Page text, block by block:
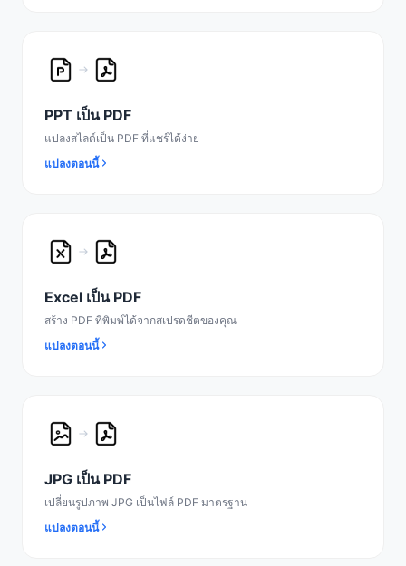
PPT เป็น PDF
แปลงสไลด์เป็น PDF ที่แชร์ได้ง่าย
แปลงตอนนี้
Excel เป็น PDF
สร้าง PDF ที่พิมพ์ได้จากสเปรดชีตของคุณ
แปลงตอนนี้
JPG เป็น PDF
เปลี่ยนรูปภาพ JPG เป็นไฟล์ PDF มาตรฐาน
แปลงตอนนี้